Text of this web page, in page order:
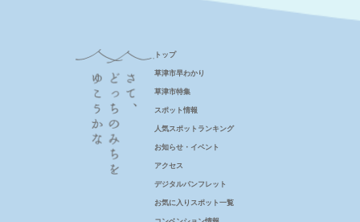
トップ
草津市早わかり
草津市特集
スポット情報
人気スポットランキング
お知らせ・イベント
アクセス
デジタルパンフレット
お気に入りスポット一覧